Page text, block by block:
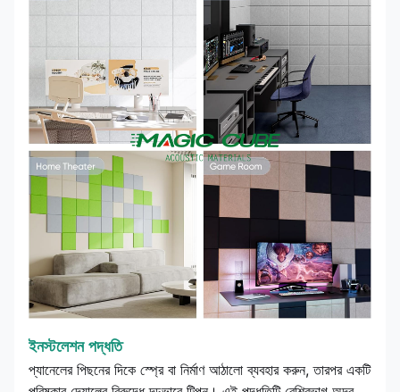
ইনস্টলেশন পদ্ধতি
প্যানেলের পিছনের দিকে স্প্রে বা নির্মাণ আঠালো ব্যবহার করুন, তারপর একটি